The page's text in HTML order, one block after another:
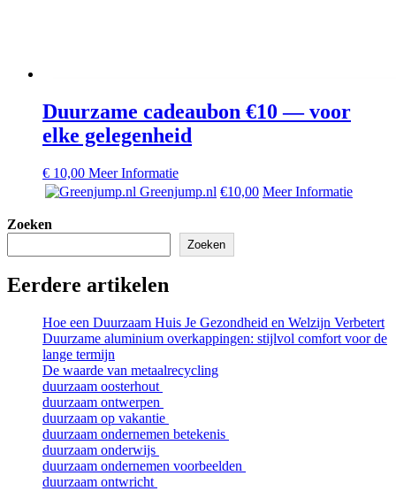
Duurzame cadeaubon €10 — voor
elke gelegenheid
€ 10,00 Meer Informatie
Greenjump.nl €10,00 Meer Informatie
Zoeken
Zoeken
Eerdere artikelen
Hoe een Duurzaam Huis Je Gezondheid en Welzijn Verbetert
Duurzame aluminium overkappingen: stijlvol comfort voor de
lange termijn
De waarde van metaalrecycling
duurzaam oosterhout
duurzaam ontwerpen
duurzaam op vakantie
duurzaam ondernemen betekenis
duurzaam onderwijs
duurzaam ondernemen voorbeelden
duurzaam ontwricht